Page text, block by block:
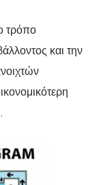
τρόπο
και την